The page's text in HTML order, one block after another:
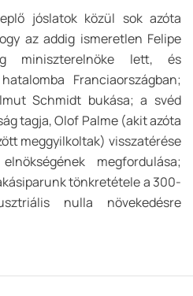
jóslatok közül sok azóta
az addig ismeretlen Felipe
miniszterelnöke lett, és
Franciaországban;
Schmidt bukása; a svéd
tagja, Olof Palme (akit azóta
meggyilkoltak) visszatérése
megfordulása;
tönkretétele a 300-
nulla növekedésre